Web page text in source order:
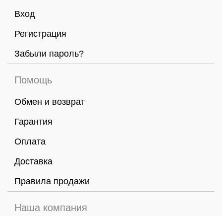
Вход
Регистрация
Забыли пароль?
Помощь
Обмен и возврат
Гарантия
Оплата
Доставка
Правила продажи
Наша компания